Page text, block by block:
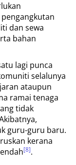
dan sewa
bahan
lagi punca
selalunya
ataupun
ramai tenaga
tidak
guru-guru baru.
kerana
[8].